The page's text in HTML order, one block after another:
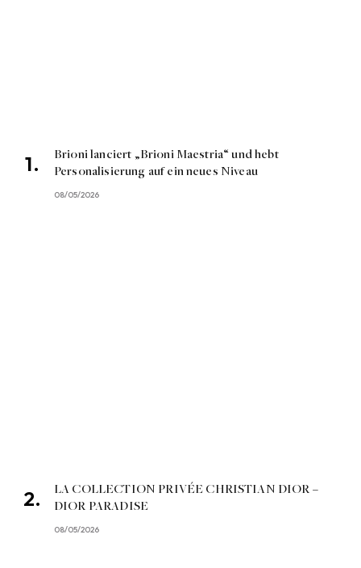
Brioni lanciert „Brioni Maestria“ und hebt
Personalisierung auf ein neues Niveau
08/05/2026
LA COLLECTION PRIVÉE CHRISTIAN DIOR –
DIOR PARADISE
08/05/2026